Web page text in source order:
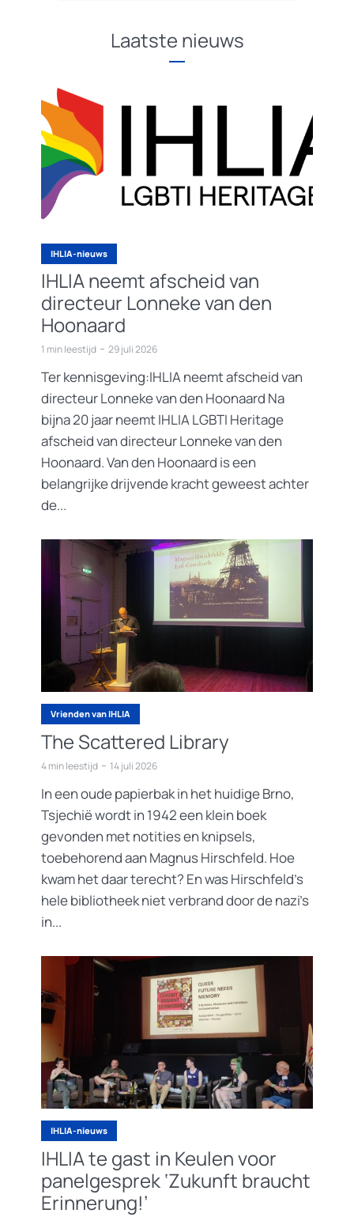
Laatste nieuws
IHLIA-nieuws
IHLIA neemt afscheid van
directeur Lonneke van den
Hoonaard
1 min leestijd 29 juli 2026
Ter kennisgeving:IHLIA neemt afscheid van
directeur Lonneke van den Hoonaard Na
bijna 20 jaar neemt IHLIA LGBTI Heritage
afscheid van directeur Lonneke van den
Hoonaard. Van den Hoonaard is een
belangrijke drijvende kracht geweest achter
de...
Vrienden van IHLIA
The Scattered Library
4 min leestijd 14 juli 2026
In een oude papierbak in het huidige Brno,
Tsjechië wordt in 1942 een klein boek
gevonden met notities en knipsels,
toebehorend aan Magnus Hirschfeld. Hoe
kwam het daar terecht? En was Hirschfeld’s
hele bibliotheek niet verbrand door de nazi’s
in...
IHLIA-nieuws
IHLIA te gast in Keulen voor
panelgesprek ‘Zukunft braucht
Erinnerung!’